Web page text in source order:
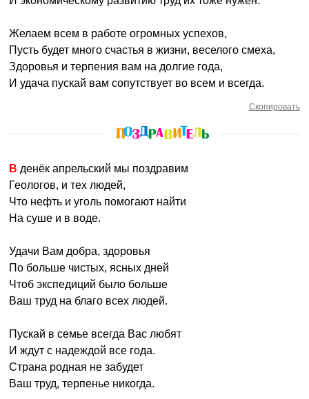
Желаем всем в работе огромных успехов,
Пусть будет много счастья в жизни, веселого смеха,
Здоровья и терпения вам на долгие года,
И удача пускай вам сопутствует во всем и всегда.
Скопировать
В денёк апрельский мы поздравим
Геологов, и тех людей,
Что нефть и уголь помогают найти
На суше и в воде.
Удачи Вам добра, здоровья
По больше чистых, ясных дней
Чтоб экспедиций было больше
Ваш труд на благо всех людей.
Пускай в семье всегда Вас любят
И ждут с надеждой все года.
Страна родная не забудет
Ваш труд, терпенье никогда.